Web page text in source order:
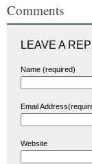
Comments
LEAVE A
Name (required)
Email
Website